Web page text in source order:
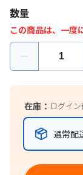
数量
この商品は、一度
在庫： ログイ
通常配